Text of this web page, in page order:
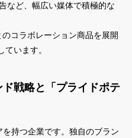
など、幅広い媒体で積極的な
コラボレーション商品を展開
います。
戦略と「プライドポテ
持つ企業です。独自のブラン